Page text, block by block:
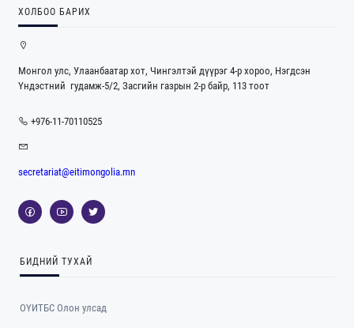
ХОЛБОО БАРИХ
Монгол улс, Улаанбаатар хот, Чингэлтэй дүүрэг 4-р хороо, Нэгдсэн
Үндэстний гудамж-5/2, Засгийн газрын 2-р байр, 113 тоот
+976-11-70110525
secretariat@eitimongolia.mn
БИДНИЙ ТУХАЙ
ОҮИТБС Олон улсад